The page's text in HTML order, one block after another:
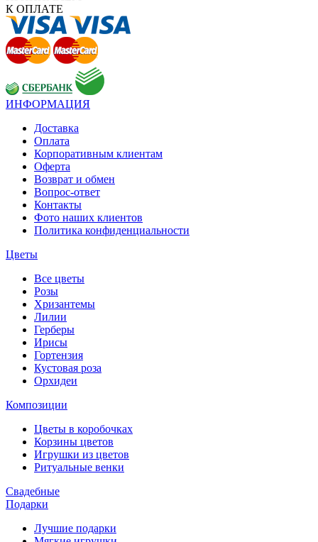
К ОПЛАТЕ
ИНФОРМАЦИЯ
Доставка
Оплата
Корпоративным клиентам
Оферта
Возврат и обмен
Вопрос-ответ
Контакты
Фото наших клиентов
Политика конфиденциальности
Цветы
Все цветы
Розы
Хризантемы
Лилии
Герберы
Ирисы
Гортензия
Кустовая роза
Орхидеи
Композиции
Цветы в коробочках
Корзины цветов
Игрушки из цветов
Ритуальные венки
Свадебные
Подарки
Лучшие подарки